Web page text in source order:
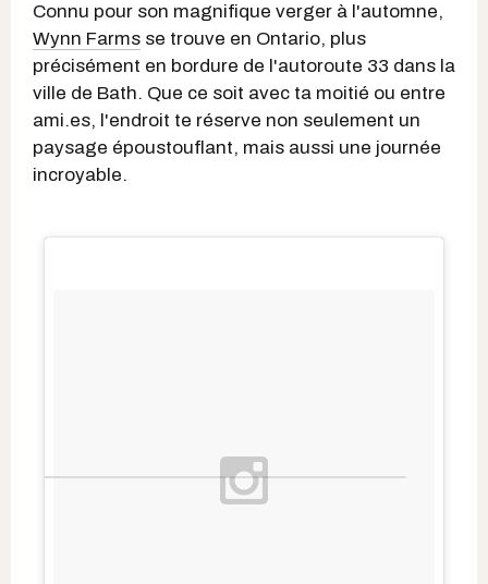
Connu pour son magnifique verger à l'automne,
Wynn Farms se trouve en Ontario, plus
précisément en bordure de l'autoroute 33 dans la
ville de Bath. Que ce soit avec ta moitié ou entre
ami.es, l'endroit te réserve non seulement un
paysage époustouflant, mais aussi une journée
incroyable.